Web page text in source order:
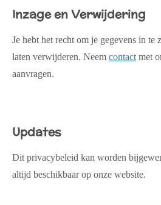
Inzage en Verwijdering
Je hebt het recht om je gegevens in te
laten verwijderen. Neem contact met
aanvragen.
Updates
Dit privacybeleid kan worden
altijd beschikbaar op onze website.